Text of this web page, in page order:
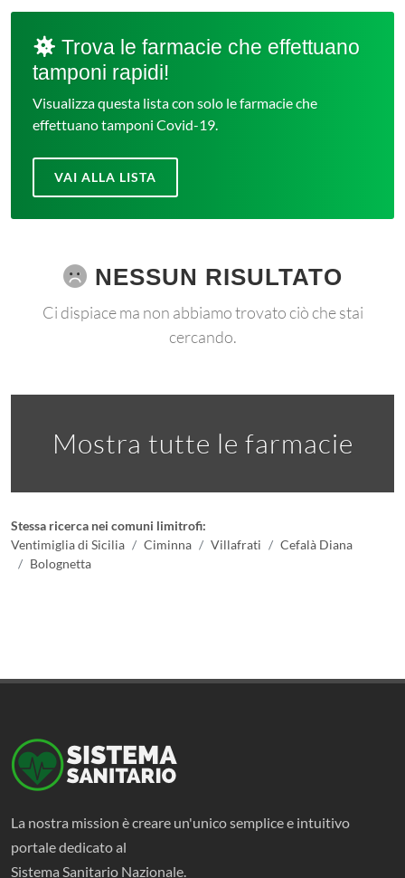
Trova le farmacie che effettuano
tamponi rapidi!
Visualizza questa lista con solo le farmacie che
effettuano tamponi Covid-19.
VAI ALLA LISTA
NESSUN RISULTATO
Ci dispiace ma non abbiamo trovato ciò che stai
cercando.
Mostra tutte le farmacie
Stessa ricerca nei comuni limitrofi:
Ventimiglia di Sicilia
Ciminna Villafrati
Cefalà Diana
Bolognetta
La nostra mission è creare un'unico semplice e intuitivo
portale dedicato al
Sistema Sanitario Nazionale.